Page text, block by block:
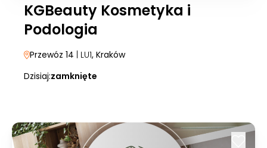
KGBeauty Kosmetyka i
Podologia
Przewóz 14 | LU1, Kraków
Dzisiaj:zamknięte